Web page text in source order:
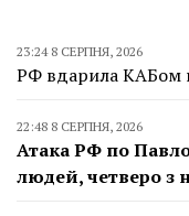
23:24 8 СЕРПНЯ, 2026
РФ вдарила КАБом
22:48 8 СЕРПНЯ, 2026
Атака РФ по
людей, четверо з